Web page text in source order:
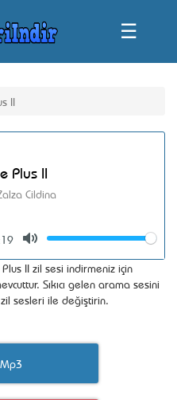
☰
II
Plus II
Cildina
Volume
II zil sesi indirmeniz için
Sıkıcı gelen arama sesini
sesleri ile değiştirin.